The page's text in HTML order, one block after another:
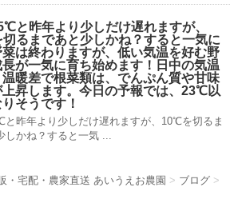
と昨年より少しだけ遅れますが、
るまであと少しかね？すると一気に
は終わりますが、低い気温を好む野
が一気に育ち始めます！日中の気温
温暖差で根菜類は、でんぷん質や甘味
上昇します。今日の予報では、23℃以
りそうです！
と昨年より少しだけ遅れますが、10℃を切るま
しかね？すると一気 ...
・宅配・農家直送 あいうえお農園 > ブログ >